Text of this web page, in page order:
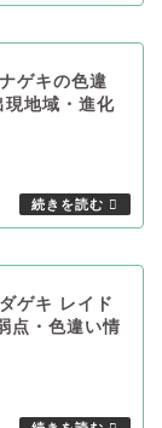
ゲキの色違
現地域・進化
ゲキ レイド
点・色違い情